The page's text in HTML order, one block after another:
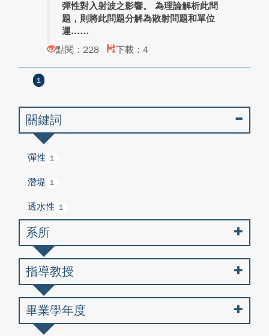
彈性對入射波之影響。 為理論解析此問
題，則將此問題分解為散射問題和單位
運...
點閱：228
下載：4
1
關鍵詞
彈性 1
潛堤 1
透水性 1
系所
指導教授
畢業學年度